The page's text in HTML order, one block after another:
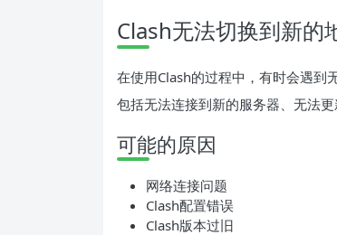
Clash无法切换到新的
在使用Clash的过程中，有时会遇到
包括无法连接到新的服务器、无法更
可能的原因
网络连接问题
Clash配置错误
Clash版本过旧